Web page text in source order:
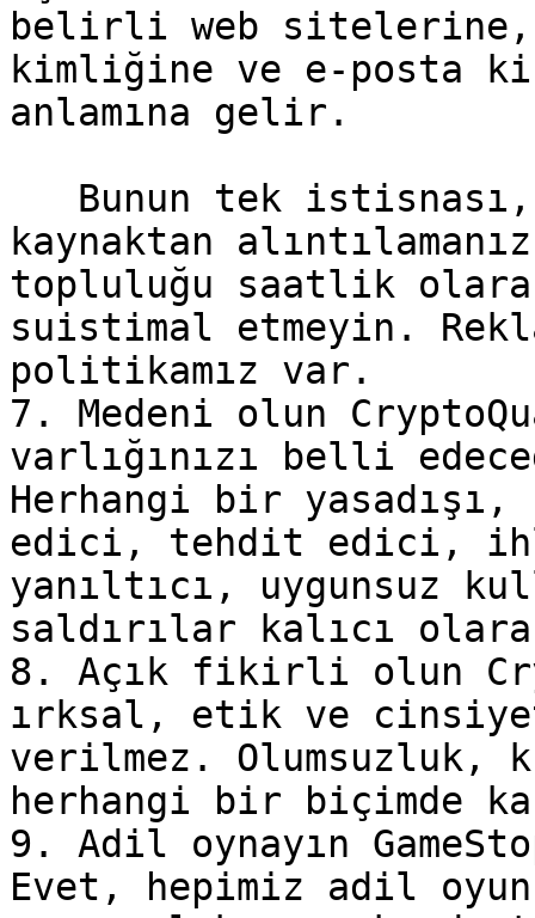
belirli web sitelerine,
kimliğine ve e-posta
anlamına gelir.
kaynaktan
topluluğu saatlik
suistimal etmeyin.
politikamız var.
7. Medeni olun
varlığınızı belli
Herhangi bir
edici, tehdit edici,
yanıltıcı, uygunsuz
saldırılar kalıcı
8. Açık fikirli olun
ırksal, etik ve
verilmez. Olumsuzluk,
herhangi bir biçimde
9. Adil oynayın
Evet, hepimiz adil